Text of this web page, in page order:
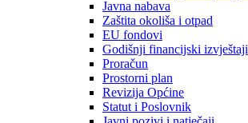
Javna nabava
Zaštita okoliša i otpad
EU fondovi
Godišnji financijski izvještaji
Proračun
Prostorni plan
Revizija Općine
Statut i Poslovnik